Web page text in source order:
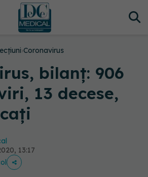
›Coronavirus
bilanț: 906
13 decese,
13:17